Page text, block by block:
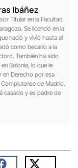
Ibáñez
Titular en la Facultad
Se licenció en la
nació y vivió hasta el
como becario a la
También ha sido
Bolonia, lo que le
en Derecho por esa
de Madrid.
casado y es padre de